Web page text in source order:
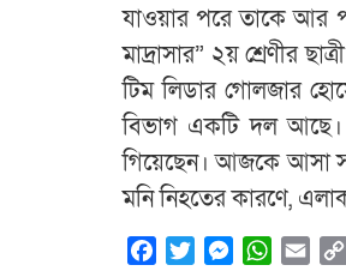
যাওয়ার পরে তাকে আর
মাদ্রাসার” ২য় শ্রেণীর
টিম লিডার গোলজার
বিভাগ একটি দল আছে।
গিয়েছেন। আজকে আসা
মনি নিহতের কারণে,
FacebookTwitterMessenger
WhatsApp
Email